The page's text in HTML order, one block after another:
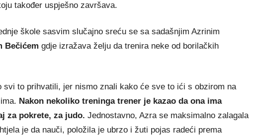
također uspješno završava.
škole sasvim slučajno sreću se sa sadašnjim Azrinim
Bečićem gdje izražava želju da trenira neke od borilačkih
svi to prihvatili, jer nismo znali kako će sve to ići s obzirom na
Nakon nekoliko treninga trener je kazao da ona ima
za pokrete, za judo. Jednostavno, Azra se maksimalno zalagala
je da nauči, položila je ubrzo i žuti pojas radeći prema